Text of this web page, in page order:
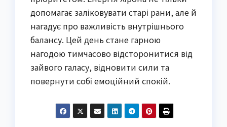
допомагає заліковувати старі рани, але й
нагадує про важливість внутрішнього
балансу. Цей день стане гарною
нагодою тимчасово відсторонитися від
зайвого галасу, відновити сили та
повернути собі емоційний спокій.